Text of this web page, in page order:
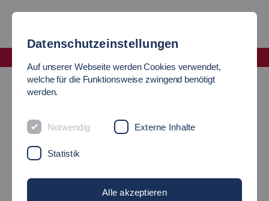
Auf einen Blick Werbeseite_OMM
Wir präsentieren uns!
Datenschutzeinstellungen
Auf unserer Webseite werden Cookies verwendet,
welche für die Funktionsweise zwingend benötigt
werden.
Notwendig Externe Inhalte
Statistik
Alle akzeptieren